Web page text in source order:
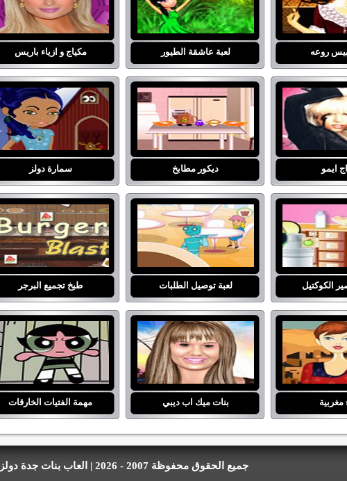
روعه لعبة عاشقة الطيور مكياج و ازياء باريس
ايمو ديكور مطابخ سمارة دولز
الكوكتيل لعبة توصيل الطلبات طبخ تجميع البرجر
مغربية بنات ميك اب ديبي مهمة الفتيات الخارقات
جميع الحقوق محفوظة 2007 - 2026 | العاب بنات جدة دولز